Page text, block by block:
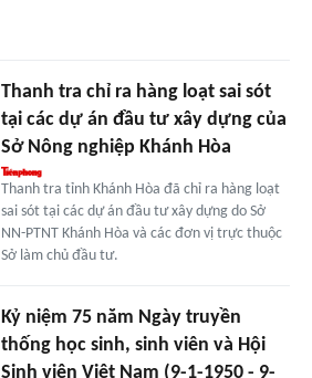
Thanh tra chỉ ra hàng loạt sai sót
tại các dự án đầu tư xây dựng của
Sở Nông nghiệp Khánh Hòa
Thanh tra tỉnh Khánh Hòa đã chỉ ra hàng loạt
sai sót tại các dự án đầu tư xây dựng do Sở
NN-PTNT Khánh Hòa và các đơn vị trực thuộc
Sở làm chủ đầu tư.
Kỷ niệm 75 năm Ngày truyền
thống học sinh, sinh viên và Hội
Sinh viên Việt Nam (9-1-1950 - 9-